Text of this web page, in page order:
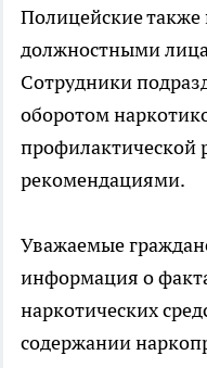
Полицейские также
должностными
Сотрудники
оборотом
профилактической
рекомендациями.
Уважаемые
информация о
наркотических
содержании